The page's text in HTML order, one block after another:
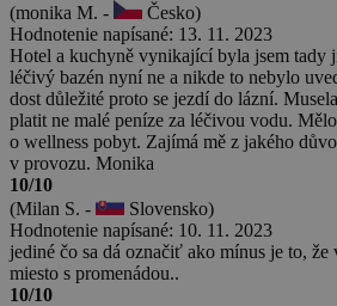
(monika M. -
Česko)
Hodnotenie napísané: 13. 11. 2023
Hotel a kuchyně vynikající byla jsem tady
léčivý bazén nyní ne a nikde to nebylo
dost důležité proto se jezdí do lázní.
platit ne malé peníze za léčivou vodu.
o wellness pobyt. Zajímá mě z jakého
v provozu. Monika
10/10
(Milan S. -
Slovensko)
Hodnotenie napísané: 10. 11. 2023
jediné čo sa dá označiť ako mínus je to,
miesto s promenádou..
10/10